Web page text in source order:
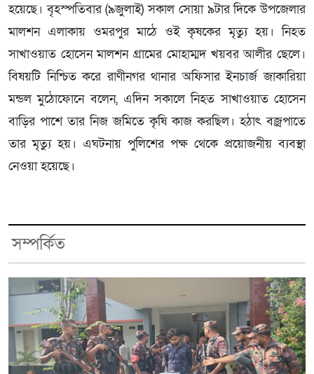
হয়েছে। বৃহস্পতিবার (৯জুলাই) সকাল সোয়া ৯টার দিকে উপজেলার
মালশন এলাকায় ওমরপুর মাঠে ওই কৃষকের মৃত্যু হয়। নিহত
সাখাওয়াত হোসেন মালশন গ্রামের মোহাম্মদ খয়বর আলীর ছেলে।
বিষয়টি নিশ্চিত করে রাণীনগর থানার অফিসার ইনচার্জ জাকারিয়া
মন্ডল মুঠোফোনে বলেন, এদিন সকালে নিহত সাখাওয়াত হোসেন
বাড়ির পাশে তার নিজ জমিতে কৃষি কাজ করছিল। হঠাৎ বজ্রপাতে
তার মৃত্যু হয়। এঘটনায় পুলিশের পক্ষ থেকে প্রয়োজনীয় ব্যবস্থা
নেওয়া হয়েছে।
সম্পর্কিত